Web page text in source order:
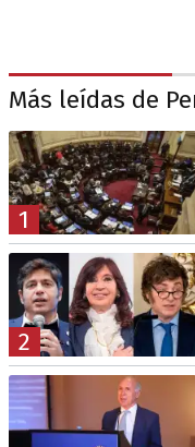
Más leídas de
1
2